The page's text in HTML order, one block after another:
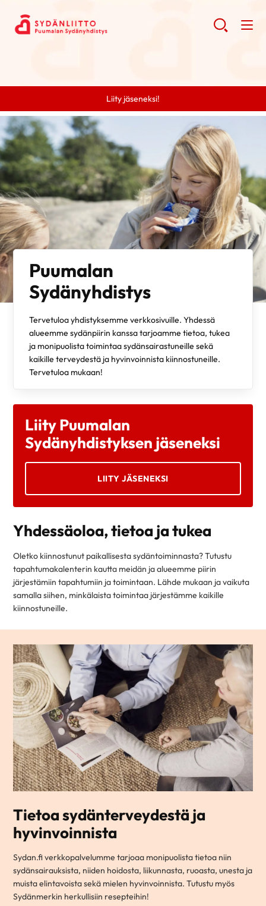
Liity jäseneksi!
Puumalan
Sydänyhdistys
Tervetuloa yhdistyksemme verkkosivuille. Yhdessä
alueemme sydänpiirin kanssa tarjoamme tietoa, tukea
ja monipuolista toimintaa sydänsairastuneille sekä
kaikille terveydestä ja hyvinvoinnista kiinnostuneille.
Tervetuloa mukaan!
Liity Puumalan
Sydänyhdistyksen jäseneksi
LIITY JÄSENEKSI
Yhdessäoloa, tietoa ja tukea
Oletko kiinnostunut paikallisesta sydäntoiminnasta? Tutustu
tapahtumakalenterin kautta meidän ja alueemme piirin
järjestämiin tapahtumiin ja toimintaan. Lähde mukaan ja vaikuta
samalla siihen, minkälaista toimintaa järjestämme kaikille
kiinnostuneille.
Tietoa sydänterveydestä ja
hyvinvoinnista
Sydan.fi verkkopalvelumme tarjoaa monipuolista tietoa niin
sydänsairauksista, niiden hoidosta, liikunnasta, ruoasta, unesta ja
muista elintavoista sekä mielen hyvinvoinnista. Tutustu myös
Sydänmerkin herkullisiin resepteihin!